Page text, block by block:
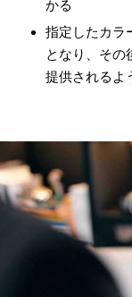
かる
指定したカラ
となり、その
提供されるよ